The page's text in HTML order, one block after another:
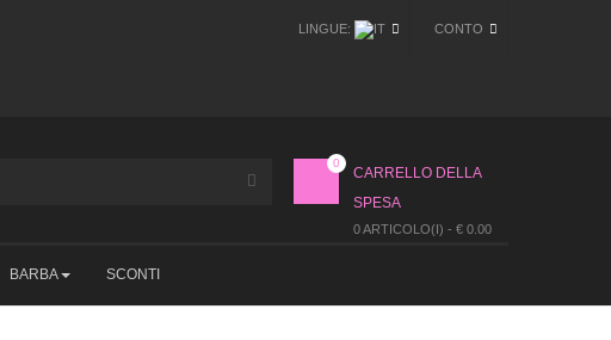
CONTO
LINGUE:
CARRELLO DELLA
SPESA
0 ARTICOLO(I) - € 0.00
0
BARBA SCONTI